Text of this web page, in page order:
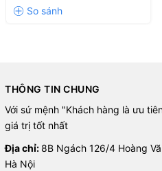
THÔNG TIN CHUNG
Với sứ mệnh "Khách hàng là ưu
giá trị tốt nhất
Địa chỉ: 8B Ngách 126/4 Hoàng
Hà Nội